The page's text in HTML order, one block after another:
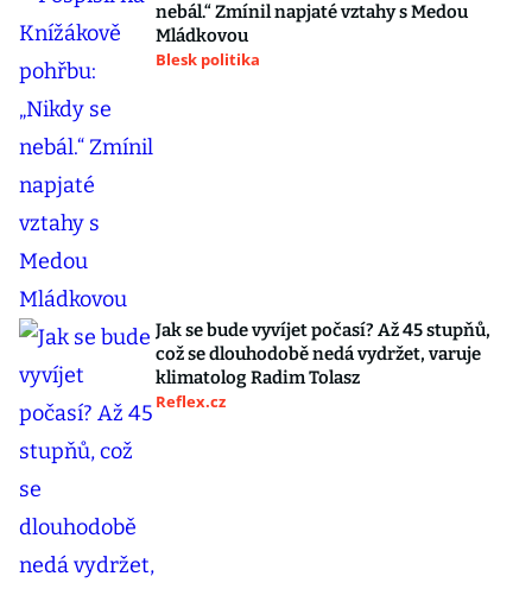
nebál.“ Zmínil napjaté vztahy s Medou
Mládkovou
Blesk politika
Jak se bude vyvíjet počasí? Až 45 stupňů,
což se dlouhodobě nedá vydržet, varuje
klimatolog Radim Tolasz
Reflex.cz